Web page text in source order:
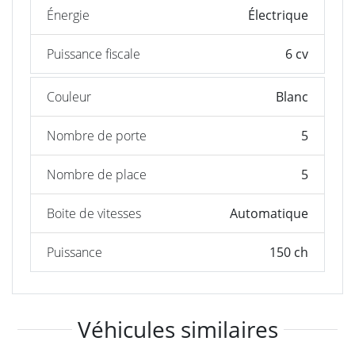
Énergie Électrique
Puissance fiscale 6 cv
Couleur Blanc
Nombre de porte 5
Nombre de place 5
Boite de vitesses Automatique
Puissance 150 ch
Véhicules similaires